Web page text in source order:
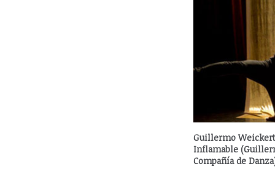
Guillermo
Inflamable
Compañía de